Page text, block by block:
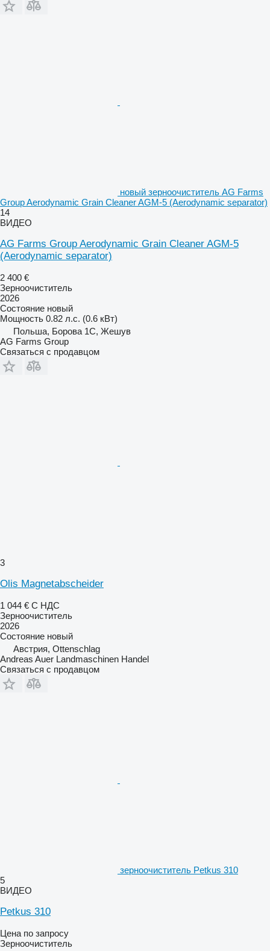
новый зерноочиститель AG Farms
Group Aerodynamic Grain Cleaner AGM-5 (Aerodynamic separator)
14
ВИДЕО
AG Farms Group Aerodynamic Grain Cleaner AGM-5
(Aerodynamic separator)
2 400 €
Зерноочиститель
2026
Состояние новый
Мощность 0.82 л.с. (0.6 кВт)
Польша, Борова 1С, Жешув
AG Farms Group
Связаться с продавцом
3
Olis Magnetabscheider
1 044 € С НДС
Зерноочиститель
2026
Состояние новый
Австрия, Ottenschlag
Andreas Auer Landmaschinen Handel
Связаться с продавцом
зерноочиститель Petkus 310
5
ВИДЕО
Petkus 310
Цена по запросу
Зерноочиститель